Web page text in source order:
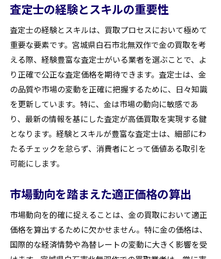
査定士の経験とスキルの重要性
査定士の経験とスキルは、買取プロセスにおいて極めて
重要な要素です。宮城県白石市北無双作で金の買取を考
える際、経験豊富な査定士がいる業者を選ぶことで、よ
り正確で公正な査定価格を期待できます。査定士は、金
の品質や市場の変動を正確に把握するために、日々知識
を更新しています。特に、金は市場の動向に敏感であ
り、最新の情報を基にした査定が高価買取を実現する鍵
となります。経験とスキルが豊富な査定士は、細部にわ
たるチェックを怠らず、消費者にとって価値ある取引を
可能にします。
市場動向を踏まえた適正価格の算出
市場動向を的確に捉えることは、金の買取において適正
価格を算出するために欠かせません。特に金の価格は、
国際的な経済情勢や為替レートの変動に大きく影響を受